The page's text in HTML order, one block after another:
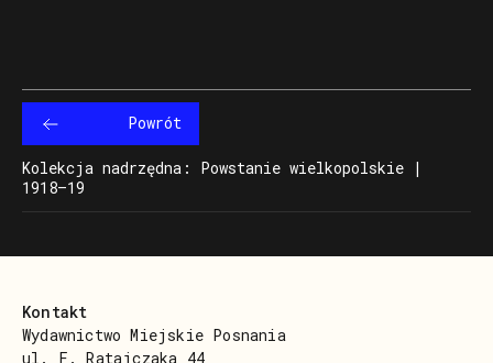
Powrót
Kolekcja nadrzędna: Powstanie wielkopolskie |
1918–19
Kontakt
Wydawnictwo Miejskie Posnania
ul. F. Ratajczaka 44